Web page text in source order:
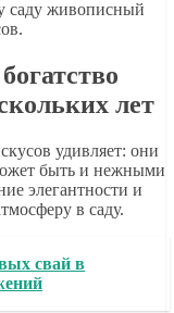
саду живописный
лет
удивляет: они
быть и нежными
элегантности и
в саду.
свай в